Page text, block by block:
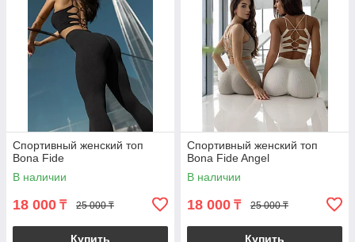
Спортивный женский топ
Bona Fide
В наличии
18 000 ₸ 25 000 ₸
Купить
Спортивный женский топ
Bona Fide Angel
В наличии
18 000 ₸ 25 000 ₸
Купить